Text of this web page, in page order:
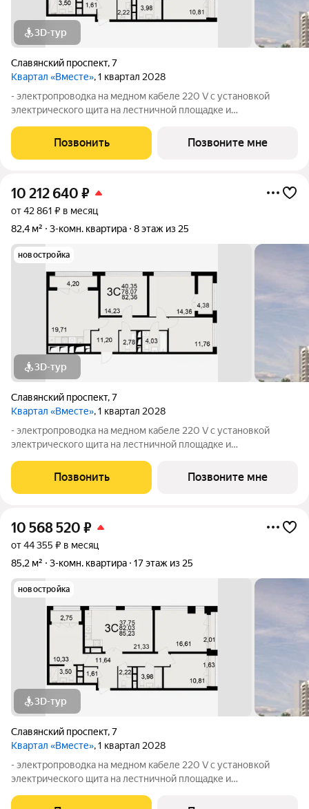
3D-тур
Славянский проспект,7
Квартал «Вместе», 1 квартал 2028
- электропроводка на медном кабеле 220 V с установкой
электрического щита на лестничной площадке и
стен, кроме стен балконов, откосов дверных и оконных
проемов, ниш прохождения стояков
Позвонить Позвоните мне
10 212 640 ₽
от 42 861 ₽ в месяц
82,4 м²
3-комн. квартира 8 этаж из 25
новостройка
3D-тур
Славянский проспект,7
Квартал «Вместе», 1 квартал 2028
- электропроводка на медном кабеле 220 V с установкой
электрического щита на лестничной площадке и
стен, кроме стен лоджий, откосов дверных и оконных
проемов, ниш прохождения стояков
Позвонить Позвоните мне
10 568 520 ₽
от 44 355 ₽ в месяц
85,2 м²
3-комн. квартира 17 этаж из 25
новостройка
3D-тур
Славянский проспект,7
Квартал «Вместе», 1 квартал 2028
- электропроводка на медном кабеле 220 V с установкой
электрического щита на лестничной площадке и
стен, кроме стен лоджий, откосов дверных и оконных